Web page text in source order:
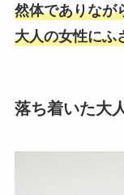
然体でありなが
大人の女性にふ
落ち着いた大